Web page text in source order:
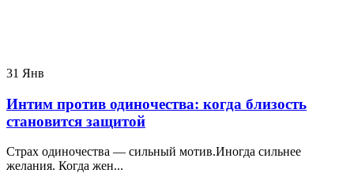
31 Янв
Интим против одиночества: когда близость
становится защитой
Страх одиночества — сильный мотив.Иногда сильнее
желания. Когда жен...